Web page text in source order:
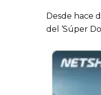
Desde hace
del ‘Súper